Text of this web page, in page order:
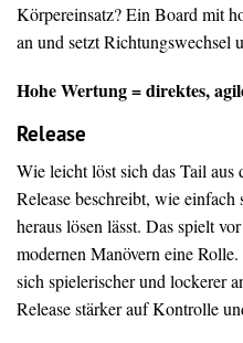
Körpereinsatz? Ein Board mit
an und setzt Richtungswechsel
Hohe Wertung = direktes,
Release
Wie leicht löst sich das Tail aus
Release beschreibt, wie
heraus lösen lässt. Das spielt
modernen Manövern eine
sich spielerischer und lockerer
Release stärker auf Kontrolle